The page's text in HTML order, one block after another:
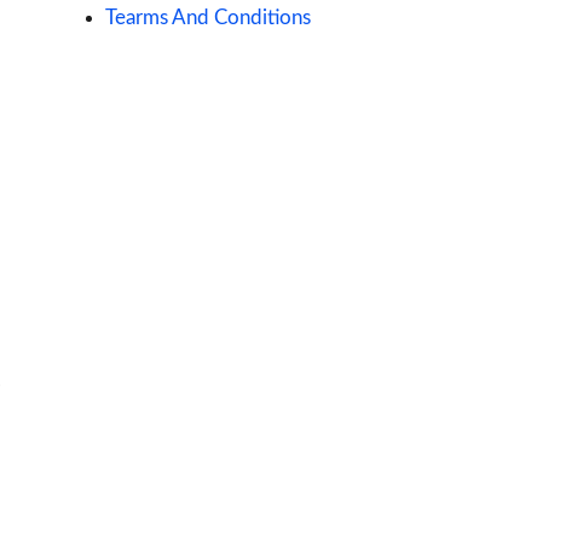
Tearms And Conditions